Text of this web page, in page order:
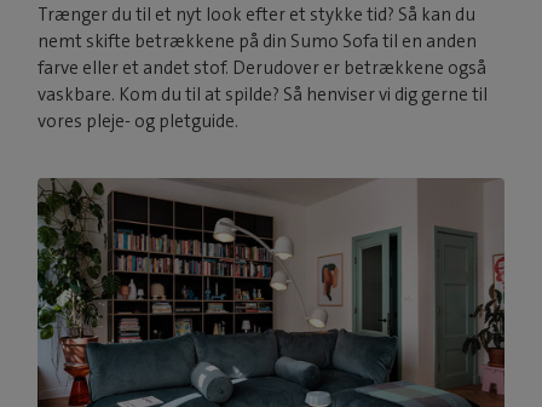
Trænger du til et nyt look efter et stykke tid? Så kan du
nemt skifte betrækkene på din Sumo Sofa til en anden
farve eller et andet stof. Derudover er betrækkene også
vaskbare. Kom du til at spilde? Så henviser vi dig gerne til
vores pleje- og pletguide.